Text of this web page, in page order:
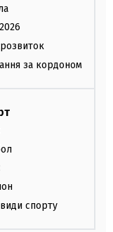
за кордоном
спорту